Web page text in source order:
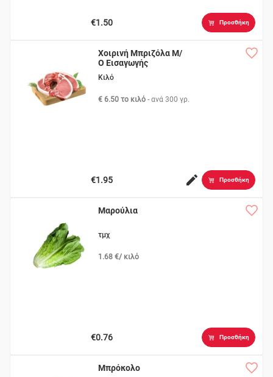
€1.50 Προσθήκη
Χοιρινή Μπριζόλα Μ/
Ο Εισαγωγής
Κιλό
€ 6.50 το κιλό - ανά300 γρ.
€1.95 Προσθήκη
Μαρούλια
τμχ
1.68 €/ κιλό
€0.76 Προσθήκη
Μπρόκολο